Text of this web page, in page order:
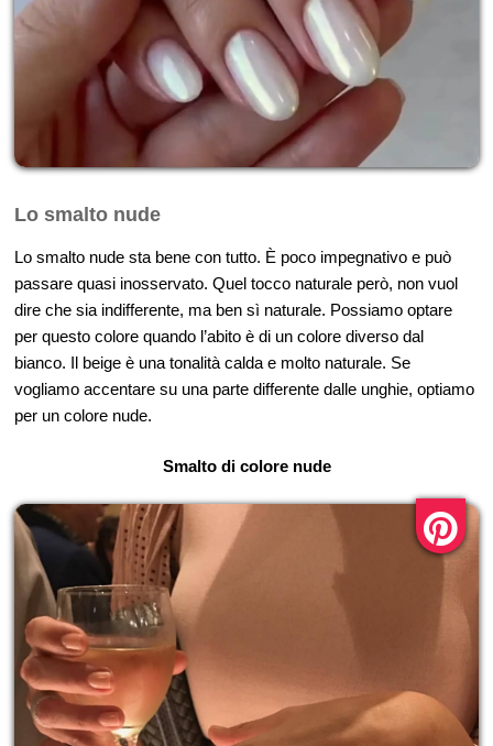
Lo smalto nude
Lo smalto nude sta bene con tutto. È poco impegnativo e può
passare quasi inosservato. Quel tocco naturale però, non vuol
dire che sia indifferente, ma ben sì naturale. Possiamo optare
per questo colore quando l’abito è di un colore diverso dal
bianco. Il beige è una tonalità calda e molto naturale. Se
vogliamo accentare su una parte differente dalle unghie, optiamo
per un colore nude.
Smalto di colore nude